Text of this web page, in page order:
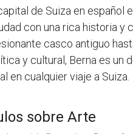
de Suiza en español
con una rica historia y
casco antiguo
y cultural, Berna es un
en cualquier viaje a Suiza.
sobre Arte